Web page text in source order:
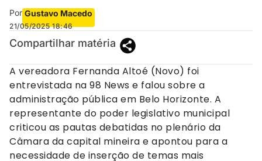
Por Gustavo Macedo
21/05/2025 18:46
Compartilhar matéria
A vereadora Fernanda Altoé (Novo) foi
entrevistada na 98 News e falou sobre a
administração pública em Belo Horizonte. A
representante do poder legislativo municipal
criticou as pautas debatidas no plenário da
Câmara da capital mineira e apontou para a
necessidade de inserção de temas mais